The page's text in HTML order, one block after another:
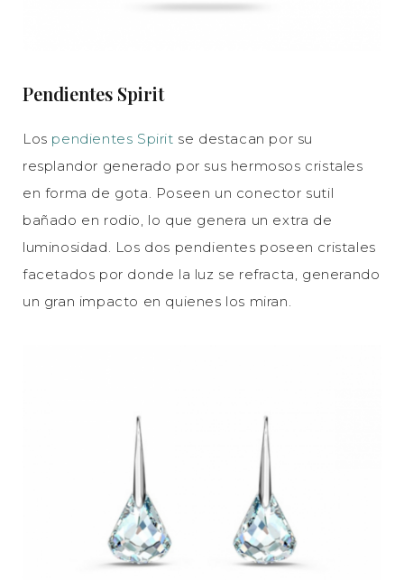
Pendientes Spirit
Los pendientes Spirit se destacan por su
resplandor generado por sus hermosos cristales
en forma de gota. Poseen un conector sutil
bañado en rodio, lo que genera un extra de
luminosidad. Los dos pendientes poseen cristales
facetados por donde la luz se refracta, generando
un gran impacto en quienes los miran.